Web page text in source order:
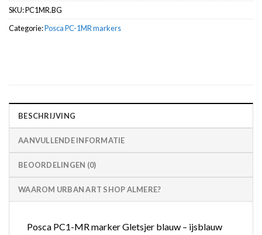
SKU:PC1MR.BG
Categorie:Posca PC-1MR markers
BESCHRIJVING
AANVULLENDE INFORMATIE
BEOORDELINGEN (0)
WAAROM URBAN ART SHOP ALMERE?
Posca PC1-MR marker Gletsjer blauw – ijsblauw